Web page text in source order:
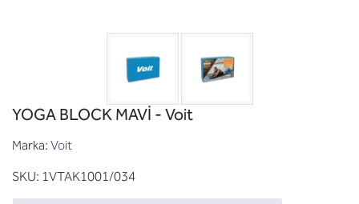
YOGA BLOCK MAVİ - Voit
Marka: Voit
SKU: 1VTAK1001/034